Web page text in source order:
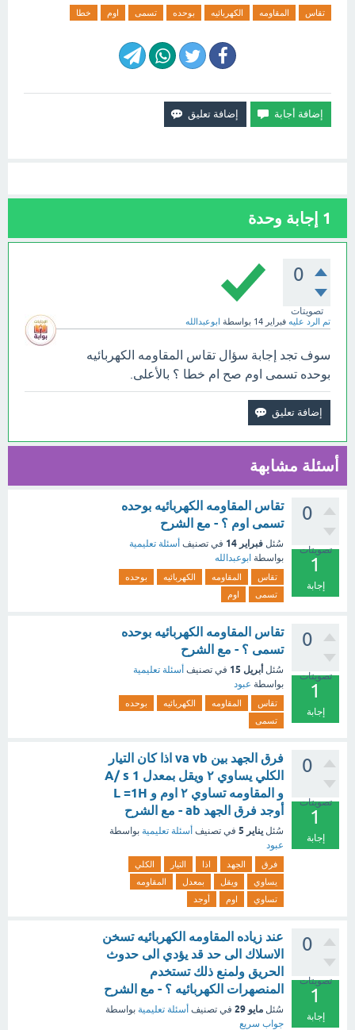
تقاس المقاومه الكهربائيه بوحده تسمى اوم خطا
1 إجابة وحدة
0
تصويتات
تم الرد عليه فبراير 14 بواسطة ابوعبدالله
سوف تجد إجابة سؤال تقاس المقاومه الكهربائيه
بوحده تسمى اوم صح ام خطا ؟ بالأعلى.
أسئلة مشابهة
0
تصويتات
1
إجابة
تقاس المقاومه الكهربائيه بوحده
تسمى اوم ؟ - مع الشرح
سُئل فبراير 14 في تصنيف أسئلة تعليمية
بواسطة ابوعبدالله
تقاس المقاومه الكهربائيه
بوحده
تسمى
اوم
0
تصويتات
1
إجابة
تقاس المقاومه الكهربائيه بوحده
تسمى ؟ - مع الشرح
سُئل أبريل 15 في تصنيف أسئلة تعليمية
بواسطة عبود
تقاس المقاومه الكهربائيه
بوحده
تسمى
0
تصويتات
1
إجابة
فرق الجهد بين va vb اذا كان التيار
الكلي يساوي ٢ ويقل بمعدل 1 A/ s
و المقاومه تساوي ٢ اوم و L =1H
أوجد فرق الجهد ab - مع الشرح
سُئل يناير 5 في تصنيف أسئلة تعليمية بواسطة
عبود
فرق الجهد اذا التيار
الكلي
يساوي
ويقل بمعدل
المقاومه
تساوي
اوم أوجد
0
تصويتات
1
إجابة
عند زياده المقاومه الكهربائيه تسخن
الاسلاك الى حد قد يؤدي الى حدوث
الحريق ولمنع ذلك تستخدم
المنصهرات الكهربائيه ؟ - مع الشرح
سُئل مايو 29 في تصنيف أسئلة تعليمية بواسطة
جواب سريع